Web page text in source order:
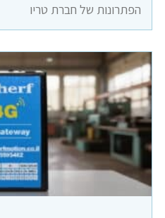
הפתרונות של חברת טריו